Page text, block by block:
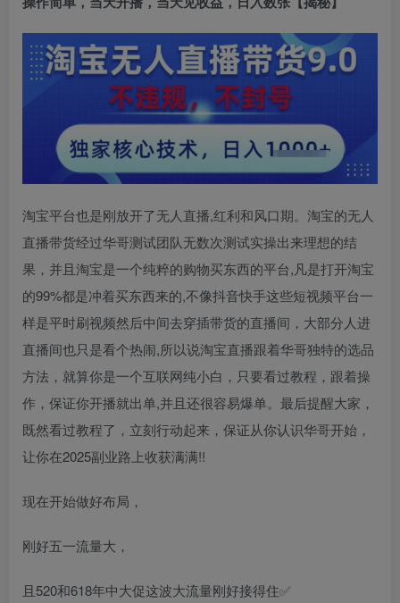
淘宝平台也是刚放开了无人直播,红利和风口期。淘宝的无人
直播带货经过华哥测试团队无数次测试实操出来理想的结
果，并且淘宝是一个纯粹的购物买东西的平台,凡是打开淘宝
的99%都是冲着买东西来的,不像抖音快手这些短视频平台一
样是平时刷视频然后中间去穿插带货的直播间，大部分人进
直播间也只是看个热闹,所以说淘宝直播跟着华哥独特的选品
方法，就算你是一个互联网纯小白，只要看过教程，跟着操
作，保证你开播就出单,并且还很容易爆单。最后提醒大家，
既然看过教程了，立刻行动起来，保证从你认识华哥开始，
让你在2025副业路上收获满满!!
现在开始做好布局，
刚好五一流量大，
且520和618年中大促这波大流量刚好接得住✅